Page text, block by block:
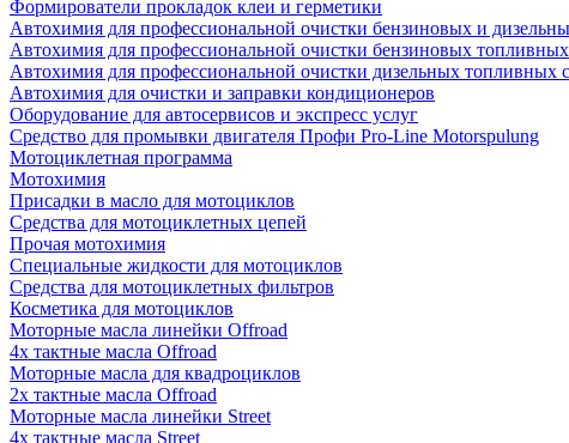
Формирователи прокладок клеи и герметики
Автохимия для профессиональной очистки бензиновых и
Автохимия для профессиональной очистки бензиновых
Автохимия для профессиональной очистки дизельных топливных
Автохимия для очистки и заправки кондиционеров
Оборудование для автосервисов и экспресс услуг
Средство для промывки двигателя Профи Pro-Line Motorspulung
Мотоциклетная программа
Мотохимия
Присадки в масло для мотоциклов
Средства для мотоциклетных цепей
Прочая мотохимия
Специальные жидкости для мотоциклов
Средства для мотоциклетных фильтров
Косметика для мотоциклов
Моторные масла линейки Offroad
4х тактные масла Offroad
Моторные масла для квадроциклов
2х тактные масла Offroad
Моторные масла линейки Street
4х тактные масла Street